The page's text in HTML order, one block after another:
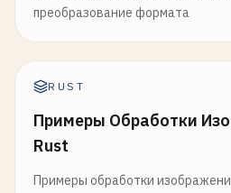
преобразование формата
RUST
Примеры Обработки
Rust
Примеры обработки